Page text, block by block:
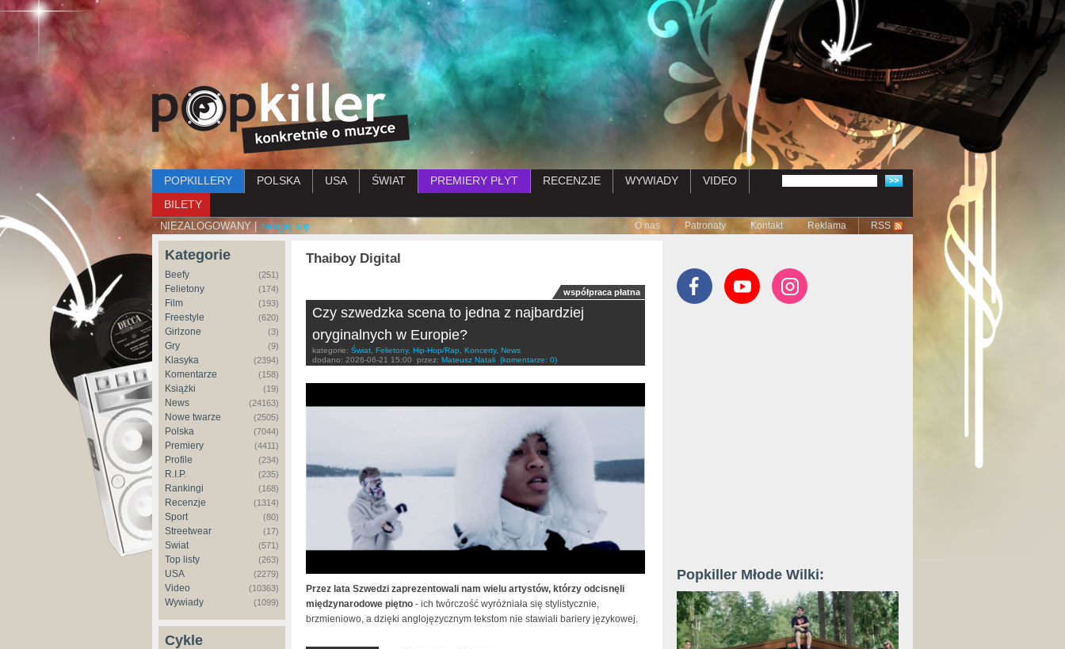
Przejdź do treści
Menu główne
POPKILLERY POLSKA USA ŚWIAT PREMIERY PŁYT RECENZJE WYWIADY
VIDEO
BILETY
NIEZALOGOWANY | zaloguj się Submenu
O nas Patronaty Kontakt Reklama RSS
Kategorie
Beefy (251)
Felietony (174)
Film (193)
Freestyle (620)
Girlzone (3)
Gry (9)
Klasyka (2394)
Komentarze (158)
Książki (19)
News (24163)
Nowe twarze (2505)
Polska (7044)
Premiery (4411)
Profile (234)
R.I.P. (235)
Rankingi (168)
Recenzje (1314)
Sport (80)
Streetwear (17)
Świat (571)
Top listy (263)
USA (2279)
Video (10363)
Wywiady (1099)
Cykle
Thaiboy Digital
współpraca płatna
Czy szwedzka scena to jedna z najbardziej
oryginalnych w Europie?
kategorie: Świat Felietony, Hip-Hop/Rap Koncerty, News
dodano: 2026-06-21 15:00 przez: Mateusz Natali (komentarze: 0)
Przez lata Szwedzi zaprezentowali nam wielu artystów, którzy odcisnęli
międzynarodowe piętno - ich twórczość wyróżniała się stylistycznie,
brzmieniowo, a dzięki anglojęzycznym tekstom nie stawiali bariery językowej.
Popkiller Młode Wilki: